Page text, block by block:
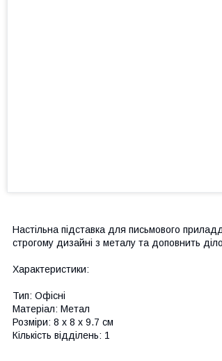
Настільна підставка для письмового
строгому дизайні з металу та доповнить
Характеристики:
Тип: Офісні
Матеріал: Метал
Розміри: 8 х 8 х 9.7 см
Кількість відділень: 1